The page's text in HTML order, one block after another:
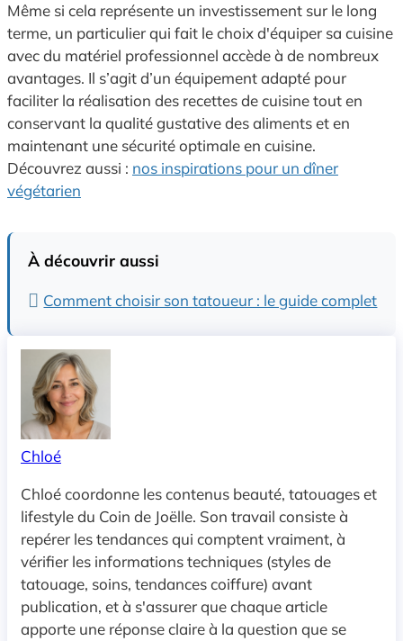
Même si cela représente un investissement sur le long
terme, un particulier qui fait le choix d'équiper sa cuisine
avec du matériel professionnel accède à de nombreux
avantages. Il s’agit d’un équipement adapté pour
faciliter la réalisation des recettes de cuisine tout en
conservant la qualité gustative des aliments et en
maintenant une sécurité optimale en cuisine.
Découvrez aussi : nos inspirations pour un dîner
végétarien
À découvrir aussi
Comment choisir son tatoueur : le guide complet
Chloé
Chloé coordonne les contenus beauté, tatouages et
lifestyle du Coin de Joëlle. Son travail consiste à
repérer les tendances qui comptent vraiment, à
vérifier les informations techniques (styles de
tatouage, soins, tendances coiffure) avant
publication, et à s'assurer que chaque article
apporte une réponse claire à la question que se